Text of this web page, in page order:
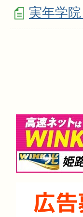
実年学